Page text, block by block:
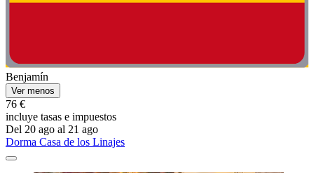
Benjamín
Ver menos
76 €
incluye tasas e impuestos
Del 20 ago al 21 ago
Dorma Casa de los Linajes